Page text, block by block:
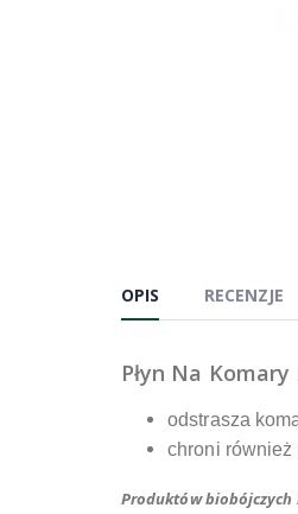
OPIS RECENZJE
Płyn Na
odstrasza
chroni również
Produktów biobójczych